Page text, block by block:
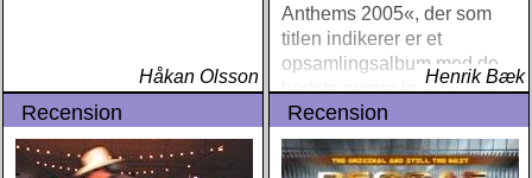
Håkan Olsson
Anthems 2005«, der som
titlen indikerer er et
opsamlingsalbum med de
bedste numre indenfor den
populære reggaestil kaldet
one-drop
Henrik Bæk
Recension Recension